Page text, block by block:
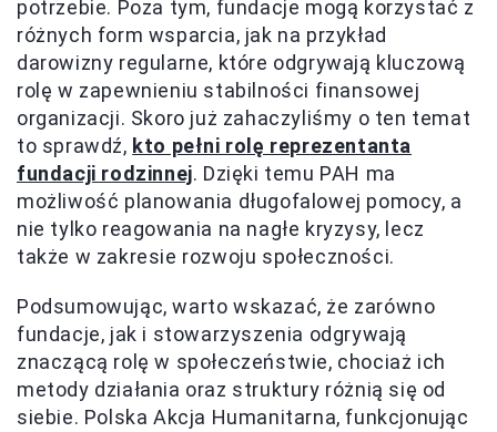
potrzebie. Poza tym, fundacje mogą korzystać z
różnych form wsparcia, jak na przykład
darowizny regularne, które odgrywają kluczową
rolę w zapewnieniu stabilności finansowej
organizacji. Skoro już zahaczyliśmy o ten temat
to sprawdź, kto pełni rolę reprezentanta
fundacji rodzinnej. Dzięki temu PAH ma
możliwość planowania długofalowej pomocy, a
nie tylko reagowania na nagłe kryzysy, lecz
także w zakresie rozwoju społeczności.
Podsumowując, warto wskazać, że zarówno
fundacje, jak i stowarzyszenia odgrywają
znaczącą rolę w społeczeństwie, chociaż ich
metody działania oraz struktury różnią się od
siebie. Polska Akcja Humanitarna, funkcjonując